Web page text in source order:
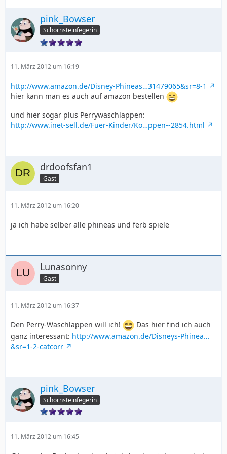
pink_Bowser
Schornsteinfegerin
11. März 2012 um 16:19
http://www.amazon.de/Disney-Phineas…31479065&sr=8-1
hier kann man es auch auf amazon bestellen
und hier sogar plus Perrywaschlappen:
http://www.inet-sell.de/Fuer-Kinder/Ko…ppen--2854.html
drdoofsfan1
Gast
11. März 2012 um 16:20
ja ich habe selber alle phineas und ferb spiele
Lunasonny
Gast
11. März 2012 um 16:37
Den Perry-Waschlappen will ich!
Das hier find ich auch
ganz interessant: http://www.amazon.de/Disneys-Phinea…
&sr=1-2-catcorr
pink_Bowser
Schornsteinfegerin
11. März 2012 um 16:45